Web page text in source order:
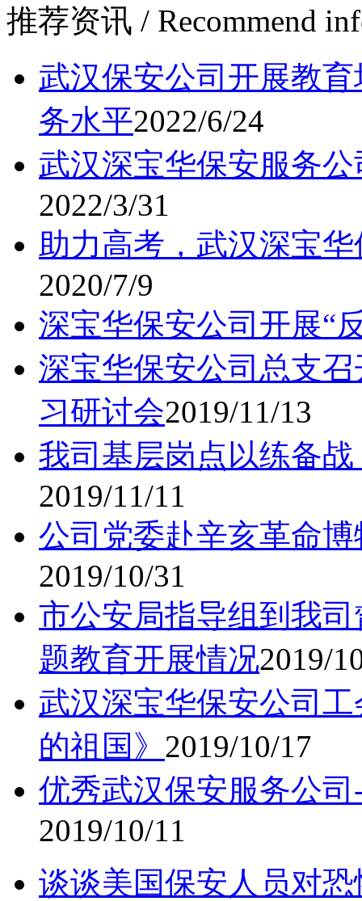
推荐资讯 / Recommend
武汉保安公司开展教
务水平2022/6/24
武汉深宝华保安服务
2022/3/31
助力高考，武汉深宝
2020/7/9
深宝华保安公司开展“
深宝华保安公司总支
习研讨会2019/11/13
我司基层岗点以练备
2019/11/11
公司党委赴辛亥革命
2019/10/31
市公安局指导组到我
题教育开展情况2019/
武汉深宝华保安公司
的祖国》 2019/10/17
优秀武汉保安服务公
2019/10/11
谈谈美国保安人员对